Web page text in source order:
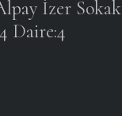
İzer Sokak
Daire:4